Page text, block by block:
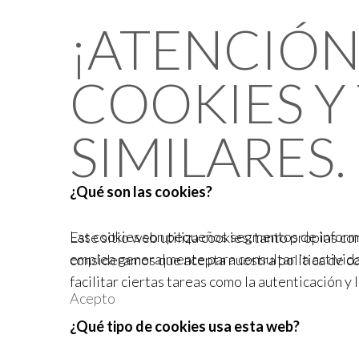
COOKIES
SIMILARES.
Este sitio web utiliza cookies, tanto propias
consideramos que acepta nuestra política de
Acepto
¿Qué son las cookies?
Las cookies son pequeños segmentos de
emplea generalmente para consultar la
facilitar ciertas tareas como la autenticación y
¿Qué tipo de cookies usa esta web?